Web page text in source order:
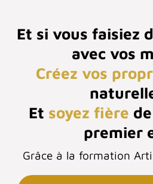
Et si vous faisiez
avec vos
Créez vos
Et soyez fière
premier
Grâce à la formation